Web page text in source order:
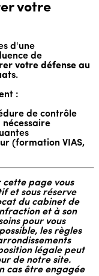
votre
d'une
de
votre défense au
.
:
de contrôle
nécessaire
(formation VIAS,
cette page vous
et sous réserve
du cabinet de
et à son
pour vous
les règles
légale peut
de notre site.
cas être engagée